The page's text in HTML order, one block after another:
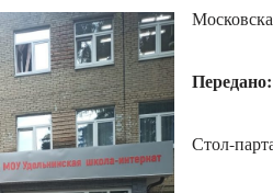
Передано:
Стол-